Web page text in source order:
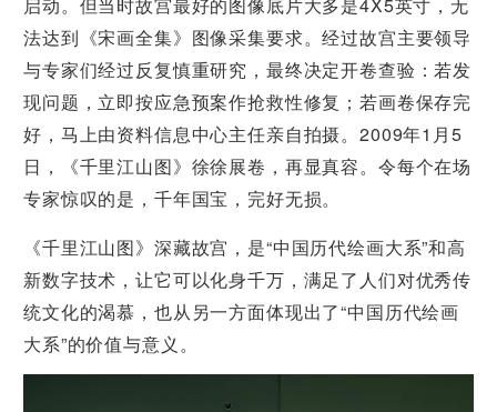
启动。但当时故宫最好的图像底片大多是4X5英寸，无
法达到《宋画全集》图像采集要求。经过故宫主要领导
与专家们经过反复慎重研究，最终决定开卷查验：若发
现问题，立即按应急预案作抢救性修复；若画卷保存完
好，马上由资料信息中心主任亲自拍摄。2009年1月5
日，《千里江山图》徐徐展卷，再显真容。令每个在场
专家惊叹的是，千年国宝，完好无损。
《千里江山图》深藏故宫，是“中国历代绘画大系”和高
新数字技术，让它可以化身千万，满足了人们对优秀传
统文化的渴慕，也从另一方面体现出了“中国历代绘画
大系”的价值与意义。